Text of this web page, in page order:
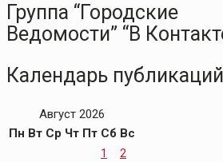
Группа “Городские
Ведомости” “В
Календарь публикаций
Август 2026
Пн Вт Ср Чт Пт Сб Вс
1
2